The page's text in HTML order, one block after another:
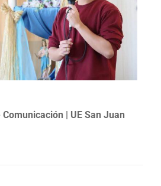
| UE San Juan